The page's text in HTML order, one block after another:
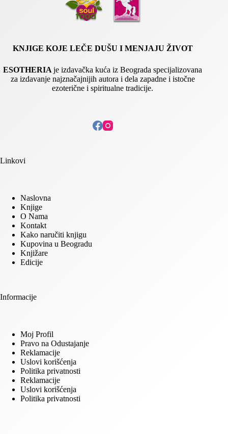
KNJIGE KOJE LEČE DUŠU I MENJAJU ŽIVOT
ESOTHERIAje izdavačka kuća iz Beograda specijalizovana
za izdavanje najznačajnijih autora i dela zapadne i istočne
ezoterične i spiritualne tradicije.
Linkovi
Naslovna
Knjige
O Nama
Kontakt
Kako naručiti knjigu
Kupovina u Beogradu
Knjižare
Edicije
Informacije
Moj Profil
Pravo na Odustajanje
Reklamacije
Uslovi korišćenja
Politika privatnosti
Reklamacije
Uslovi korišćenja
Politika privatnosti